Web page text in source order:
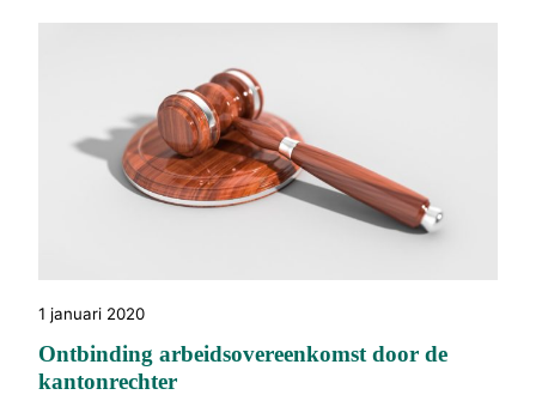
1 januari 2020
Ontbinding arbeidsovereenkomst door de
kantonrechter